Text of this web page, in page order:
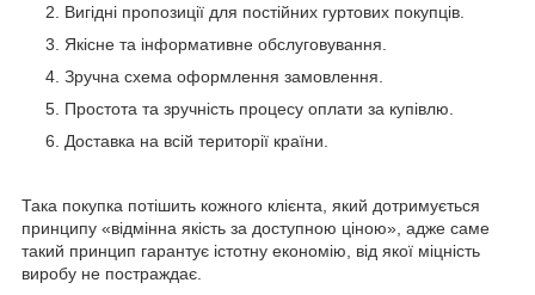
Вигідні пропозиції для постійних гуртових покупців.
Якісне та інформативне обслуговування.
Зручна схема оформлення замовлення.
Простота та зручність процесу оплати за купівлю.
Доставка на всій території країни.
Така покупка потішить кожного клієнта, який дотримується
принципу «відмінна якість за доступною ціною», адже саме
такий принцип гарантує істотну економію, від якої міцність
виробу не постраждає.